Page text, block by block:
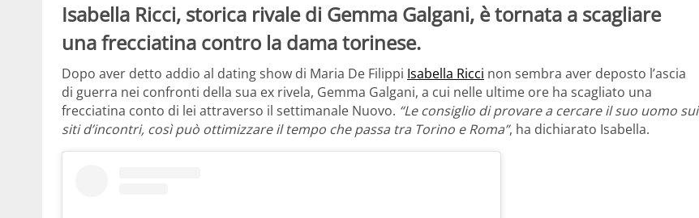
Isabella Ricci, storica rivale di Gemma Galgani, è tornata a scagliare
una frecciatina contro la dama torinese.
Dopo aver detto addio al dating show di Maria De Filippi Isabella Ricci non sembra aver deposto l’ascia
di guerra nei confronti della sua ex rivela, Gemma Galgani, a cui nelle ultime ore ha scagliato una
frecciatina conto di lei attraverso il settimanale Nuovo. “Le consiglio di provare a cercare il suo uomo sui
siti d’incontri, così può ottimizzare il tempo che passa tra Torino e Roma”, ha dichiarato Isabella.